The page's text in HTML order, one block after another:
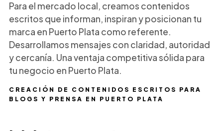
CREACIÓN DE CONTENIDOS ESCRITOS PARA
BLOGS Y PRENSA EN PUERTO PLATA
Para el mercado local, creamos contenidos
escritos que informan, inspiran y posicionan tu
marca en Puerto Plata como referente.
Desarrollamos mensajes con claridad, autoridad
y cercanía. Una ventaja competitiva sólida para
tu negocio en Puerto Plata.